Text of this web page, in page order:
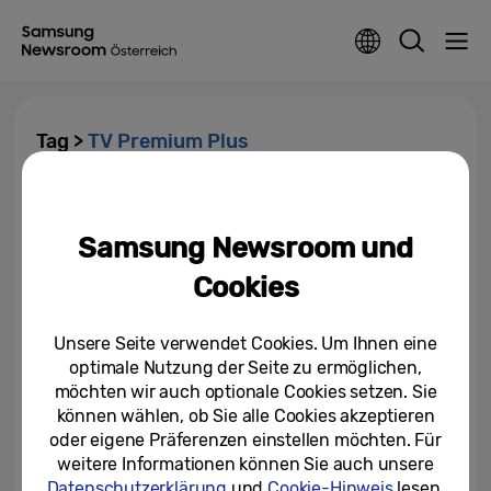
Tag >TV Premium Plus
ein und bietet Reparaturen am...
02/06/2026
Samsung Newsroom und
Cookies
Unsere Seite verwendet Cookies. Um Ihnen eine
optimale Nutzung der Seite zu ermöglichen,
möchten wir auch optionale Cookies setzen. Sie
können wählen, ob Sie alle Cookies akzeptieren
oder eigene Präferenzen einstellen möchten. Für
weitere Informationen können Sie auch unsere